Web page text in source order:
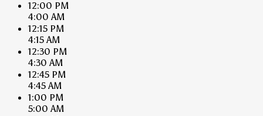
12:00 PM
4:00 AM
12:15 PM
4:15 AM
12:30 PM
4:30 AM
12:45 PM
4:45 AM
1:00 PM
5:00 AM